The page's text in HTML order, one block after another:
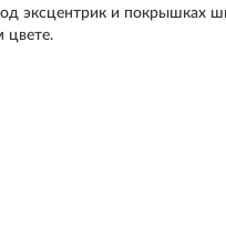
эксцентрик и покрышках
цвете.